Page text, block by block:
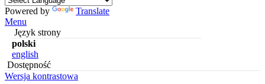
Powered by
Translate
Menu
Język strony
polski
english
Dostępność
Wersja kontrastowa